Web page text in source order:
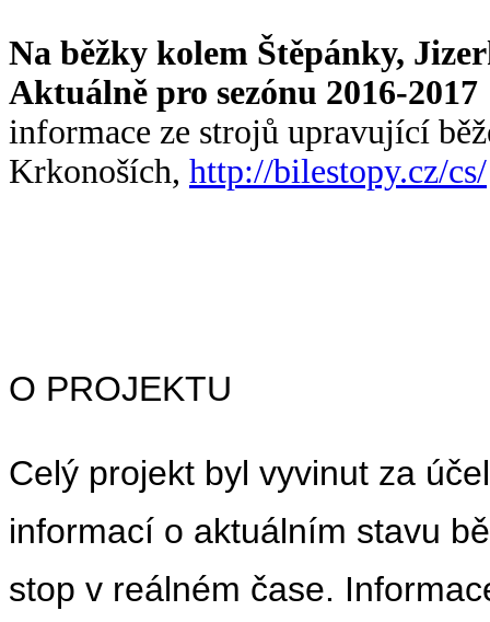
Na běžky kolem Štěpánky,
Aktuálně pro sezónu 2016-2017
informace ze strojů upravující
Krkonoších, http://bilestopy.cz/cs/
O PROJEKTU
Celý projekt byl vyvinut za
informací o aktuálním stavu
stop v reálném čase.